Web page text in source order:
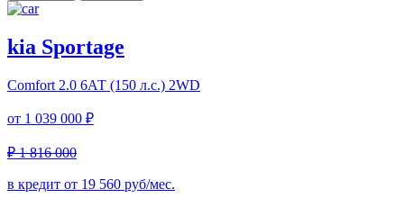
kia Sportage
Comfort 2.0 6АТ (150 л.с.) 2WD
от 1 039 000 ₽
₽ 1 816 000
в кредит от 19 560 руб/мес.